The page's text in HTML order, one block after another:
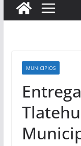
MUNICIPIOS